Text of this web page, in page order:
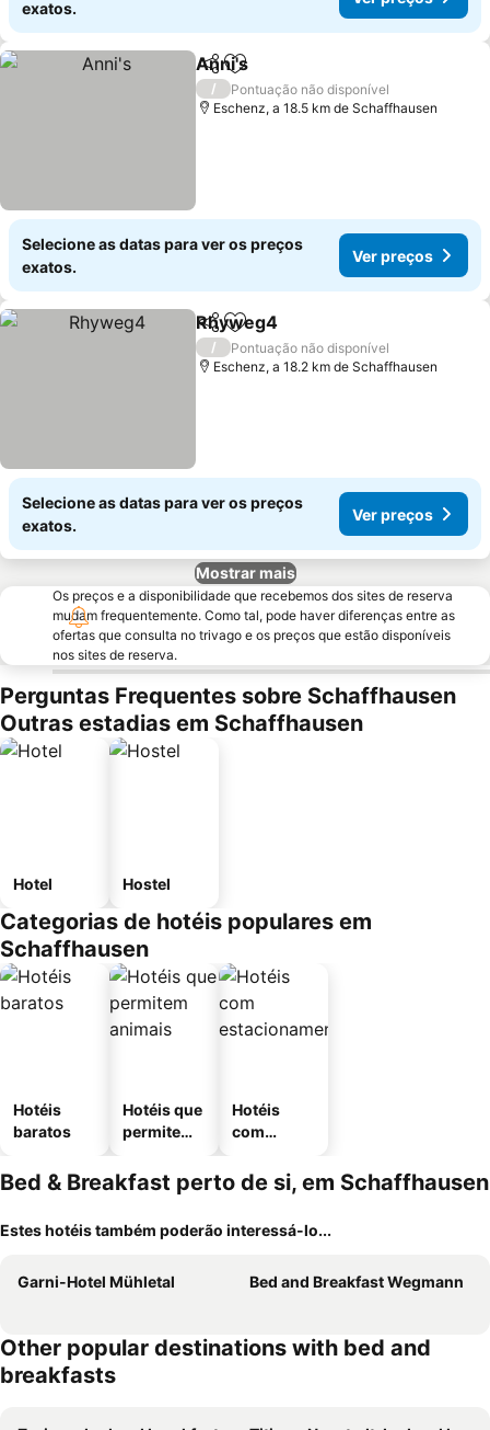
exatos.
PartilharAdicionar aos favoritos
Anni's
/
Pontuação não disponível
Eschenz, a 18.5 km de Schaffhausen
Selecione as datas para ver os preços
exatos.
Ver preços
PartilharAdicionar aos favoritos
Rhyweg4
/
Pontuação não disponível
Eschenz, a 18.2 km de Schaffhausen
Selecione as datas para ver os preços
exatos.
Ver preços
Mostrar mais
Os preços e a disponibilidade que recebemos dos sites de reserva
mudam frequentemente. Como tal, pode haver diferenças entre as
ofertas que consulta no trivago e os preços que estão disponíveis
nos sites de reserva.
Perguntas Frequentes sobre Schaffhausen
Outras estadias em Schaffhausen
Hotel Hostel
Categorias de hotéis populares em
Schaffhausen
Hotéis
baratos
Hotéis que
permitem
Hotéis
com
mento
Bed & Breakfast perto de si, em Schaffhausen
Estes hotéis também poderão interessá-lo...
Garni-Hotel Mühletal Bed and Breakfast Wegmann
Other popular destinations with bed and
breakfasts